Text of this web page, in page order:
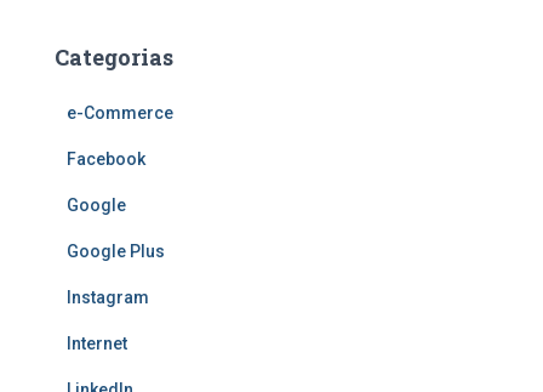
Categorias
e-Commerce
Facebook
Google
Google Plus
Instagram
Internet